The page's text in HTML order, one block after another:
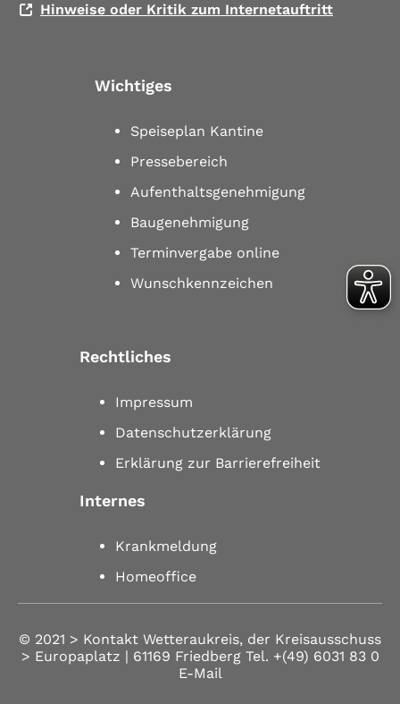
Hinweise oder Kritik zum Internetauftritt
Wichtiges
Speiseplan Kantine
Pressebereich
Aufenthaltsgenehmigung
Baugenehmigung
Terminvergabe online
Wunschkennzeichen
Rechtliches
Impressum
Datenschutzerklärung
Erklärung zur Barrierefreiheit
Internes
Krankmeldung
Homeoffice
© 2021 > Kontakt Wetteraukreis, der Kreisausschuss
> Europaplatz | 61169 Friedberg Tel. +(49) 6031 83 0
E-Mail